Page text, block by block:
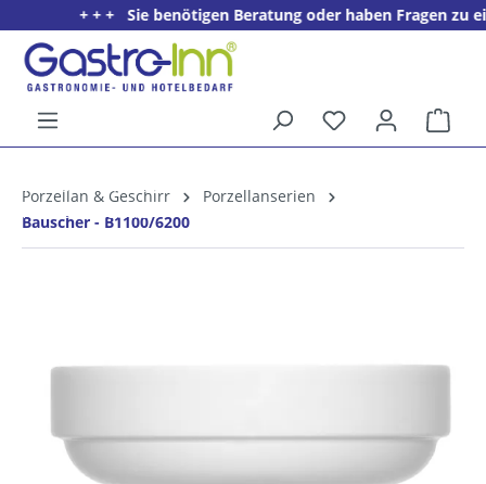
springen
+ + + Sie benötigen Beratung oder haben Fragen zu
Willkommens­rabatt**
für neue Kunden
Porzellan & Geschirr
Porzellanserien
Bauscher - B1100/6200